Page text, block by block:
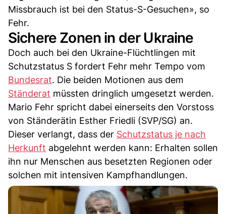
Missbrauch ist bei den Status-S-Gesuchen», so
Fehr.
Sichere Zonen in der Ukraine
Doch auch bei den Ukraine-Flüchtlingen mit
Schutzstatus S fordert Fehr mehr Tempo vom
Bundesrat. Die beiden Motionen aus dem
Ständerat müssten dringlich umgesetzt werden.
Mario Fehr spricht dabei einerseits den Vorstoss
von Ständerätin Esther Friedli (SVP/SG) an.
Dieser verlangt, dass der Schutzstatus je nach
Herkunft abgelehnt werden kann: Erhalten sollen
ihn nur Menschen aus besetzten Regionen oder
solchen mit intensiven Kampfhandlungen.